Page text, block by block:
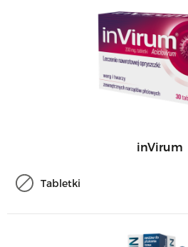
inVirum
Tabletki